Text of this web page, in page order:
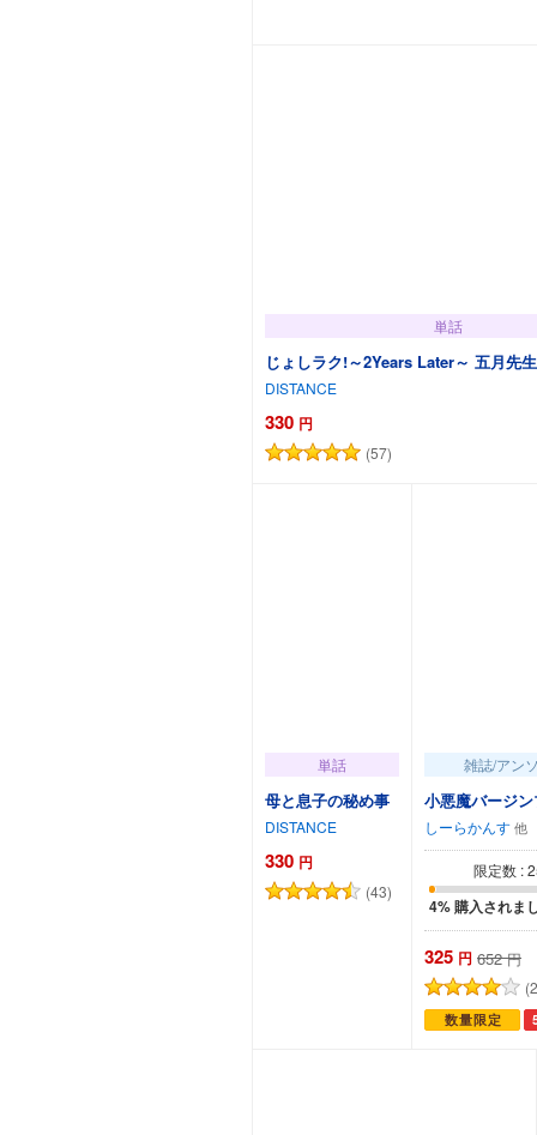
単話
じょしラク!～2Years Later～ 五月先
DISTANCE
330 円
(57)
単話
母と息子の秘め事
DISTANCE
330 円
(43)
雑誌/アン
小悪魔バージ
しーらかんす
限定数 :
4% 購入されま
325 円 652 円
数量限定
カートに